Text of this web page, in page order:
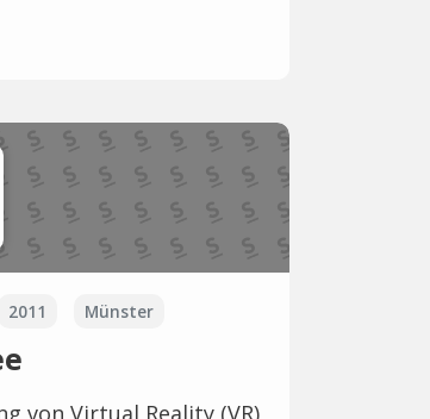
2011 Münster
von Virtual Reality (VR)